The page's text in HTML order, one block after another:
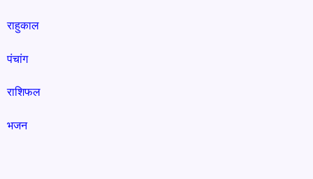
राहुकाल
पंचांग
राशिफल
भजन